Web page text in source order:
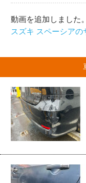
動画を追加しました。
スズキ スペーシア